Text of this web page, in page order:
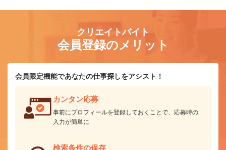
クリエイトバイト
会員登録のメリット
会員限定機能であなたの仕事探しをアシスト！
カンタン応募
事前にプロフィールを登録しておくことで、応募時の
入力が簡単に
検索条件の保存